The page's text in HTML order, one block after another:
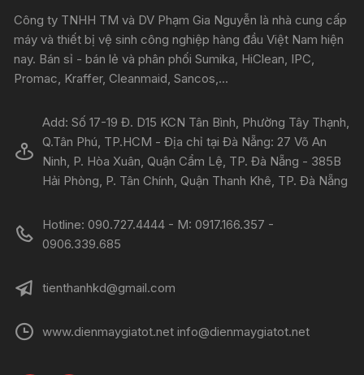
Công ty TNHH TM và DV Phạm Gia Nguyễn là nhà cung cấp
máy và thiết bị vệ sinh công nghiệp hàng đầu Việt Nam hiện
nay. Bán sỉ - bán lẻ và phân phối Sumika, HiClean, IPC,
Promac, Kraffer, Cleanmaid, Sancos,...
Add: Số 17-19 Đ. D15 KCN Tân Bình, Phường Tây Thạnh,
Q.Tân Phú, TP.HCM - Địa chỉ tại Đà Nẵng: 27 Võ An
Ninh, P. Hòa Xuân, Quận Cẩm Lệ, TP. Đà Nẵng - 385B
Hải Phòng, P. Tân Chính, Quận Thanh Khê, TP. Đà Nẵng
Hotline: 090.727.4444 - M: 0917.166.357 -
0906.339.685
tienthanhkd@gmail.com
www.dienmaygiatot.net info@dienmaygiatot.net